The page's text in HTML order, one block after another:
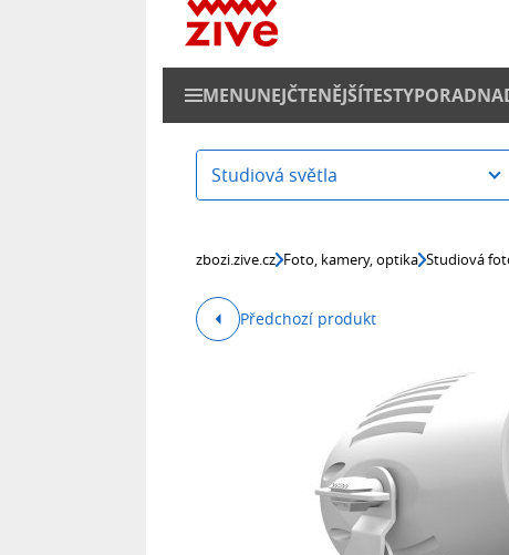
MENUNEJČTENĚJŠÍTESTYPORADNA
Studiová světla
zbozi.zive.cz Foto, kamery, optika Studiová
Předchozí produkt